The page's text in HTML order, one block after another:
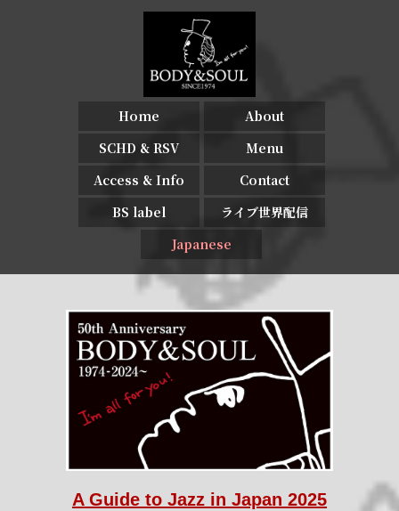
Home
About
SCHD & RSV
Menu
Access & Info
Contact
BS label
ライブ世界配信
Japanese
A Guide to Jazz in Japan 2025